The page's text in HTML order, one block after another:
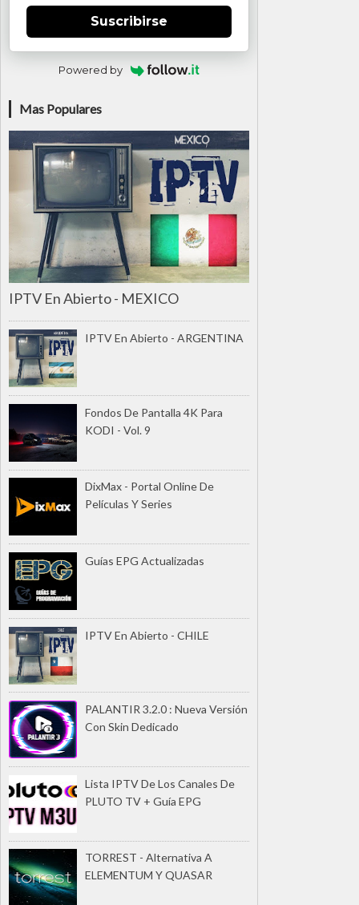
Suscribirse
Powered by
Mas Populares
IPTV En Abierto - MEXICO
IPTV En Abierto - ARGENTINA
Fondos De Pantalla 4K Para
KODI - Vol. 9
DixMax - Portal Online De
Películas Y Series
Guías EPG Actualizadas
IPTV En Abierto - CHILE
PALANTIR 3.2.0 : Nueva Versión
Con Skin Dedicado
Lista IPTV De Los Canales De
PLUTO TV + Guía EPG
TORREST - Alternativa A
ELEMENTUM Y QUASAR